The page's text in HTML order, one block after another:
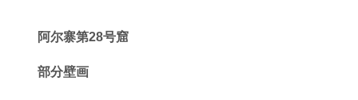
阿尔寨第28号窟
部分壁画